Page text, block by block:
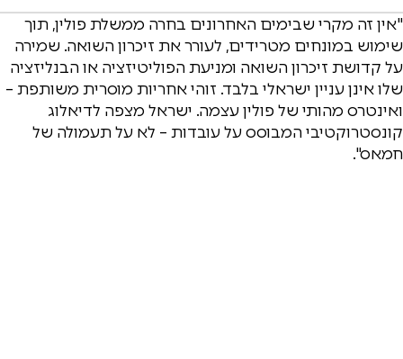
"אין זה מקרי שבימים האחרונים בחרה ממשלת פולין, תוך
שימוש במונחים מטרידים, לעורר את זיכרון השואה. שמירה
על קדושת זיכרון השואה ומניעת הפוליטיזציה או הבנליזציה
שלו אינן עניין ישראלי בלבד. זוהי אחריות מוסרית משותפת –
ואינטרס מהותי של פולין עצמה. ישראל מצפה לדיאלוג
קונסטרוקטיבי המבוסס על עובדות – לא על תעמולה של
חמאס".